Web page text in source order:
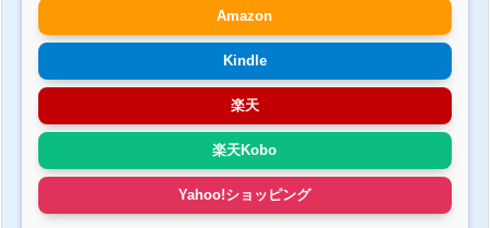
Amazon
Kindle
楽天
楽天Kobo
Yahoo!ショッピング